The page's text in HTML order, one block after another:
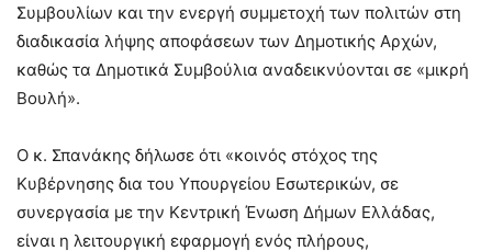
Συμβουλίων και την ενεργή συμμετοχή των πολιτών στη
διαδικασία λήψης αποφάσεων των Δημοτικής Αρχών,
καθώς τα Δημοτικά Συμβούλια αναδεικνύονται σε «μικρή
Βουλή».
Ο κ. Σπανάκης δήλωσε ότι «κοινός στόχος της
Κυβέρνησης δια του Υπουργείου Εσωτερικών, σε
συνεργασία με την Κεντρική Ένωση Δήμων Ελλάδας,
είναι η λειτουργική εφαρμογή ενός πλήρους,